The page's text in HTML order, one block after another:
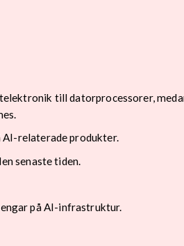
till datorprocessorer,
AI-relaterade produkter.
senaste tiden.
på AI-infrastruktur.